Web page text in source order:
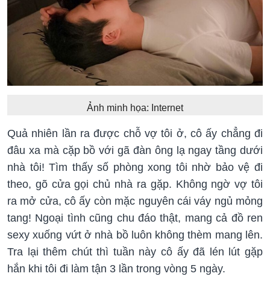
Ảnh minh họa: Internet
Quả nhiên lần ra được chỗ vợ tôi ở, cô ấy chẳng đi
đâu xa mà cặp bồ với gã đàn ông lạ ngay tầng dưới
nhà tôi! Tìm thấy số phòng xong tôi nhờ bảo vệ đi
theo, gõ cửa gọi chủ nhà ra gặp. Không ngờ vợ tôi
ra mở cửa, cô ấy còn mặc nguyên cái váy ngủ mỏng
tang! Ngoại tình cũng chu đáo thật, mang cả đồ ren
sexy xuống vứt ở nhà bồ luôn không thèm mang lên.
Tra lại thêm chút thì tuần này cô ấy đã lén lút gặp
hắn khi tôi đi làm tận 3 lần trong vòng 5 ngày.